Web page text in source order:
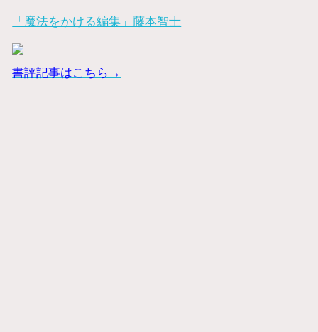
「魔法をかける編集」藤本智士
書評記事はこちら→